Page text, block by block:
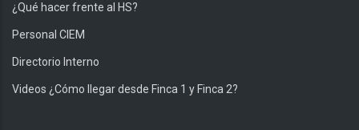
¿Qué hacer frente al HS?
Personal CIEM
Directorio Interno
Videos ¿Cómo llegar desde Finca 1 y Finca 2?